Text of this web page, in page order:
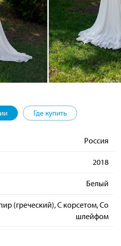
Где купить
Россия
2018
Белый
(греческий), С корсетом, Со
шлейфом